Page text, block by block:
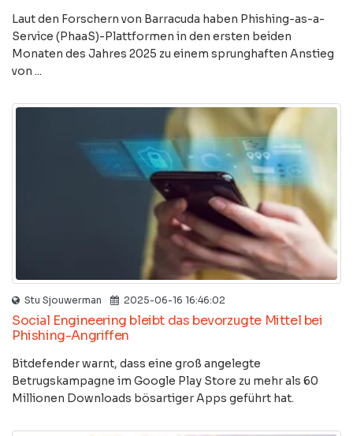
Laut den Forschern von Barracuda haben Phishing-as-a-
Service (PhaaS)-Plattformen in den ersten beiden
Monaten des Jahres 2025 zu einem sprunghaften Anstieg
von ...
Stu Sjouwerman 2025-06-16 16:46:02
Social Engineering bleibt das bevorzugte Mittel bei
Phishing-Angriffen
Bitdefender warnt, dass eine groß angelegte
Betrugskampagne im Google Play Store zu mehr als 60
Millionen Downloads bösartiger Apps geführt hat.